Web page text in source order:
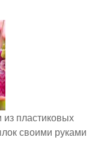
пластиковых
своими руками